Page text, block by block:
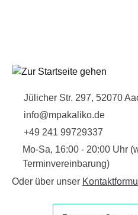
Jülicher Str. 297, 52070
info@mpakaliko.de
+49 241 99729337
Mo-Sa, 16:00 - 20:00 Uhr
Terminvereinbarung)
Oder über unser